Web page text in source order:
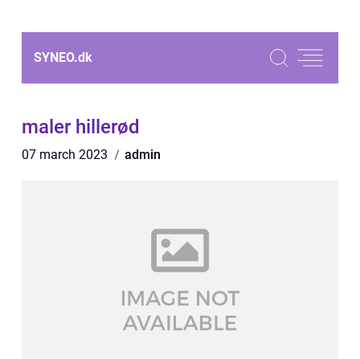
SYNEO.dk
maler hillerød
07 march 2023 admin